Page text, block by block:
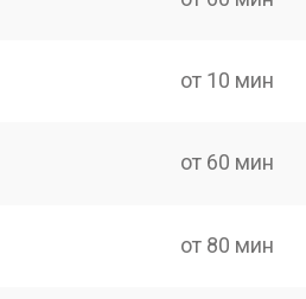
от 10 мин
от 60 мин
от 80 мин